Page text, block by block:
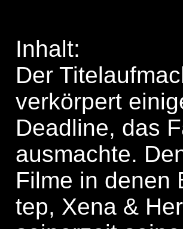
Inhalt:
Der
verkörpert
Deadline, das
ausmachte.
Filme in denen
tep, Xena &